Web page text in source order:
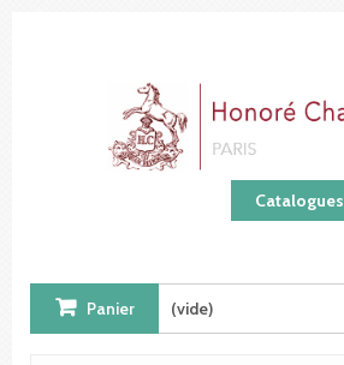
Catalogues
Panier (vide)